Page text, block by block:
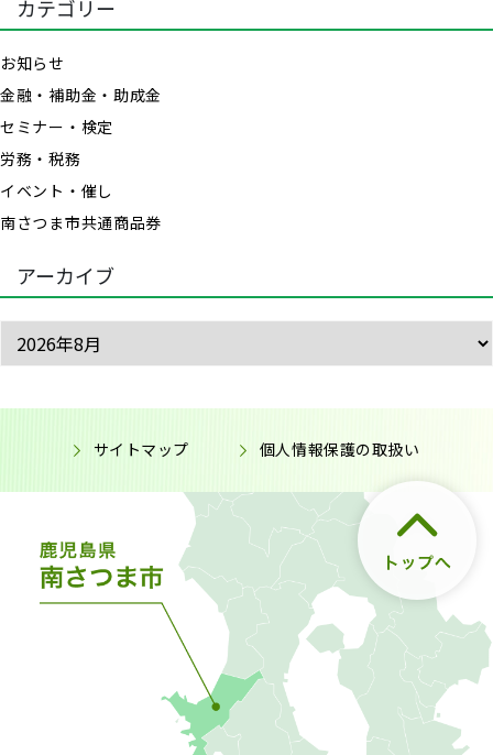
カテゴリー
お知らせ
金融・補助金・助成金
セミナー・検定
労務・税務
イベント・催し
南さつま市共通商品券
アーカイブ
サイトマップ 個人情報保護の取扱い